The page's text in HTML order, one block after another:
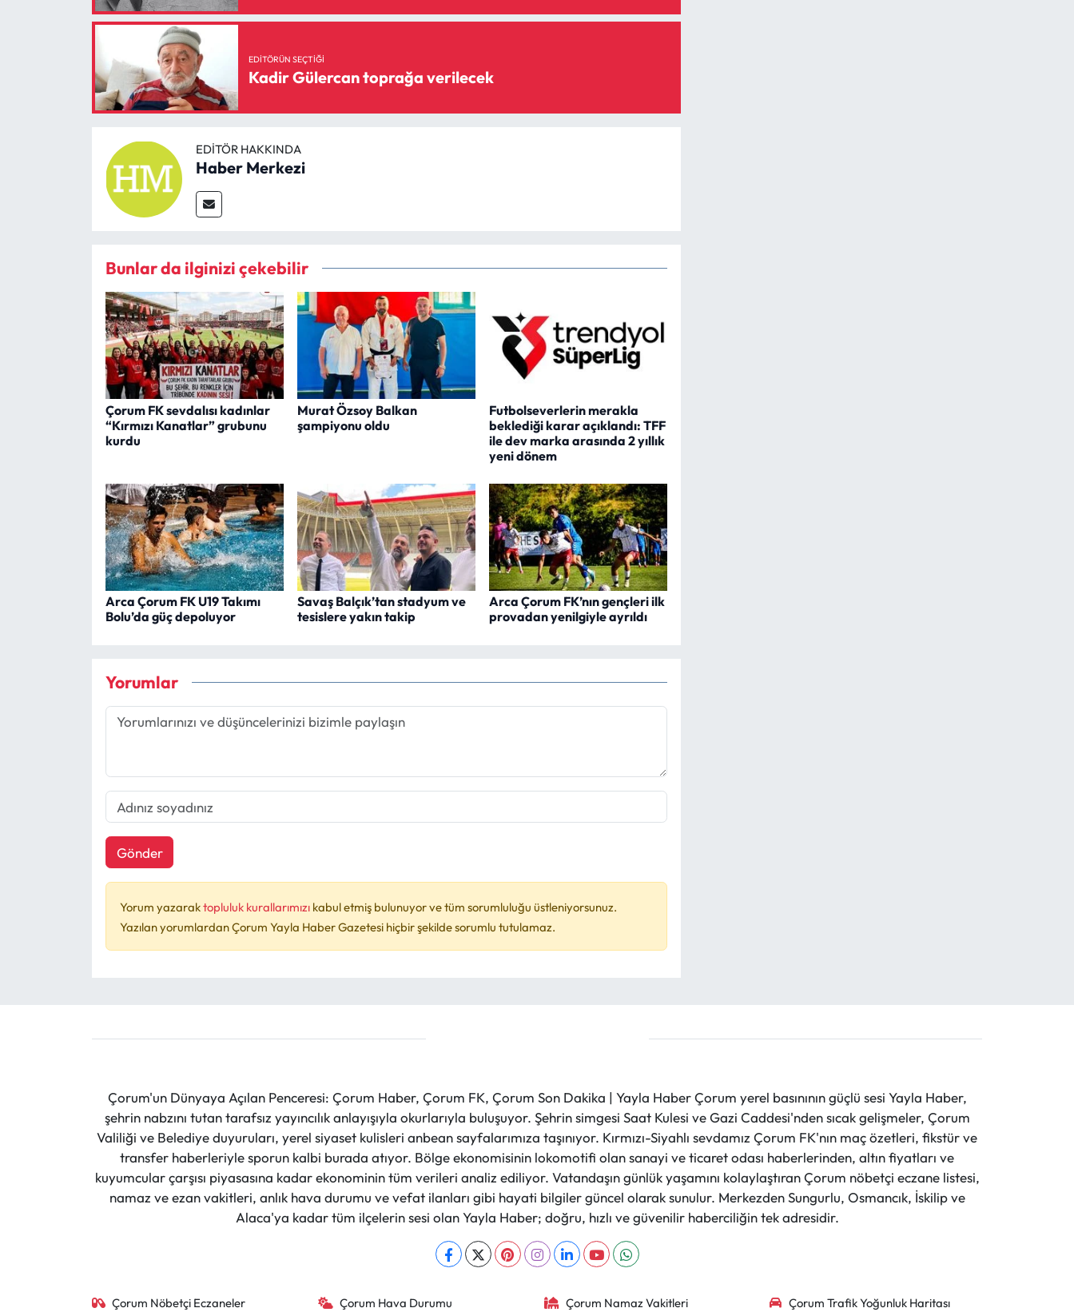
EDITÖRÜN SEÇTIĞI
Kadir Gülercan toprağa verilecek
EDITÖR HAKKINDA
Haber Merkezi
Bunlar da ilginizi çekebilir
Çorum FK sevdalısı kadınlar
“Kırmızı Kanatlar” grubunu
kurdu
Murat Özsoy Balkan
şampiyonu oldu
Futbolseverlerin merakla
beklediği karar açıklandı: TFF
ile dev marka arasında 2 yıllık
yeni dönem
Arca Çorum FK U19 Takımı
Bolu’da güç depoluyor
Savaş Balçık’tan stadyum ve
tesislere yakın takip
Arca Çorum FK’nın gençleri ilk
provadan yenilgiyle ayrıldı
Yorumlar
Gönder
Yorum yazaraktopluluk kurallarımızı kabul etmiş bulunuyor ve tüm sorumluluğu üstleniyorsunuz.
Yazılan yorumlardan Çorum Yayla Haber Gazetesi hiçbir şekilde sorumlu tutulamaz.
Çorum'un Dünyaya Açılan Penceresi: Çorum Haber, Çorum FK, Çorum Son Dakika | Yayla Haber Çorum yerel basınının güçlü sesi Yayla Haber,
şehrin nabzını tutan tarafsız yayıncılık anlayışıyla okurlarıyla buluşuyor. Şehrin simgesi Saat Kulesi ve Gazi Caddesi'nden sıcak gelişmeler, Çorum
Valiliği ve Belediye duyuruları, yerel siyaset kulisleri anbean sayfalarımıza taşınıyor. Kırmızı-Siyahlı sevdamız Çorum FK'nın maç özetleri, fikstür ve
transfer haberleriyle sporun kalbi burada atıyor. Bölge ekonomisinin lokomotifi olan sanayi ve ticaret odası haberlerinden, altın fiyatları ve
kuyumcular çarşısı piyasasına kadar ekonominin tüm verileri analiz ediliyor. Vatandaşın günlük yaşamını kolaylaştıran Çorum nöbetçi eczane listesi,
namaz ve ezan vakitleri, anlık hava durumu ve vefat ilanları gibi hayati bilgiler güncel olarak sunulur. Merkezden Sungurlu, Osmancık, İskilip ve
Alaca'ya kadar tüm ilçelerin sesi olan Yayla Haber; doğru, hızlı ve güvenilir haberciliğin tek adresidir.
Çorum Nöbetçi Eczaneler Çorum Hava Durumu Çorum Namaz Vakitleri Çorum Trafik Yoğunluk Haritası